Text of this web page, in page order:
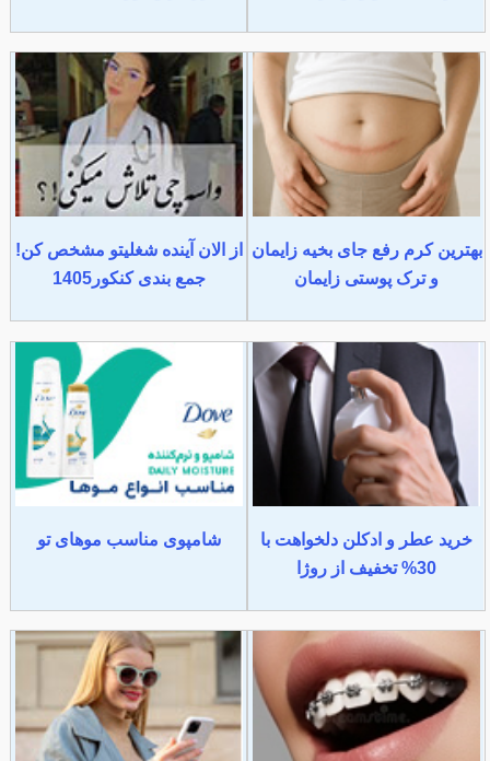
بهترین کرم رفع جای بخیه زایمان
و ترک پوستی زایمان
از الان آینده شغلیتو مشخص کن!
جمع بندی کنکور1405
خرید عطر و ادکلن دلخواهت با
30% تخفیف از روژا
شامپوی مناسب موهای تو